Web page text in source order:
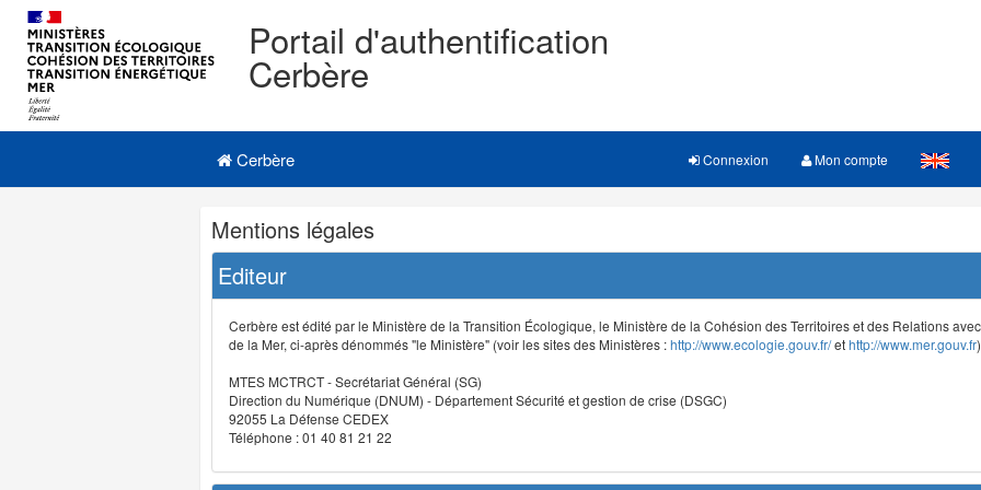
Portail d'authentification
Cerbère
Navigation
Menu principal
Cerbère Connexion Mon compte
Navigation
et
outils
annexes
Mentions légales
Editeur
Cerbère est édité par le Ministère de la Transition Écologique, le Ministère de la Cohésion des Territoires et des Relations
de la Mer, ci-après dénommés "le Ministère" (voir les sites des Ministères :http://www.ecologie.gouv.fr/ethttp://www.mer.gouv.fr
MTES MCTRCT - Secrétariat Général (SG)
Direction du Numérique (DNUM) - Département Sécurité et gestion de crise (DSGC)
92055 La Défense CEDEX
Téléphone : 01 40 81 21 22